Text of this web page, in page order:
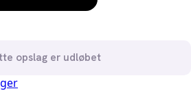
opslag er udløbet